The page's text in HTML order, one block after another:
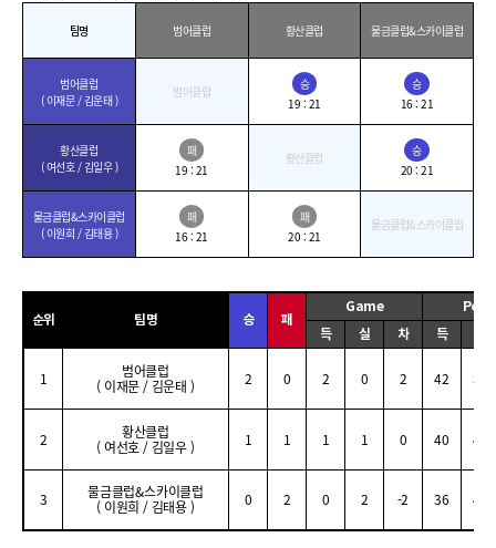
팀명 범어클럽 황산클럽 물금클럽&스카이클럽
범어클럽
( 이재문 / 김운태 )
범어클럽
승
19 : 21
승
16 : 21
황산클럽
( 여선호 / 김일우 )
패
19 : 21
황산클럽
승
20 : 21
물금클럽&스카이클럽
( 이원희 / 김태용 )
패
16 : 21
패
20 : 21
물금클럽&스카이클럽
순위 팀명 승 패
Game
득
실 차 득
1 범어클럽
( 이재문 / 김운태 ) 2 0 2 0 2 42 35
2 황산클럽
( 여선호 / 김일우 ) 1 1 1 1 0 40 41
3 물금클럽&스카이클럽
( 이원희 / 김태용 ) 0 2 0 2 -2 36 42